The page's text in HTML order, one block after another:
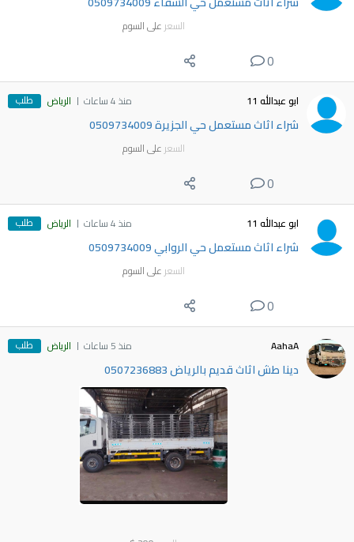
السعر على السوم
0
ابو عبدالله 11 منذ 4 ساعات الرياض طلب
شراء اثاث مستعمل حي الجزيرة 0509734009
السعر على السوم
0
ابو عبدالله 11 منذ 4 ساعات الرياض طلب
شراء اثاث مستعمل حي الروابي 0509734009
السعر على السوم
0
AahaA منذ 5 ساعات الرياض طلب
دينا طش اثاث قديم بالرياض 0507236883